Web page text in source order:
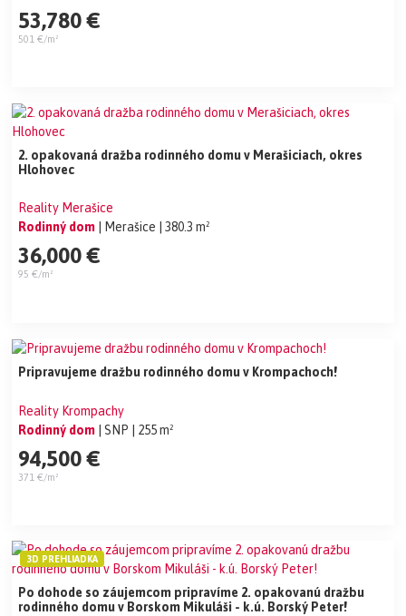
53,780 €
501 €/m²
2. opakovaná dražba rodinného domu v Merašiciach, okres
Hlohovec
Reality Merašice
Rodinný dom
| Merašice | 380.3 m²
36,000 €
95 €/m²
Pripravujeme dražbu rodinného domu v Krompachoch!
Reality Krompachy
Rodinný dom | SNP | 255 m²
94,500 €
371 €/m²
Po dohode so záujemcom pripravíme 2. opakovanú dražbu
rodinného domu v Borskom Mikuláši - k.ú. Borský Peter!
3D PREHLIADKA